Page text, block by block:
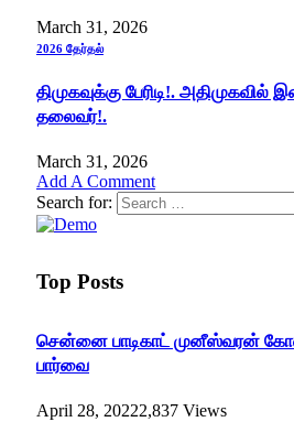
March 31, 2026
2026 தேர்தல்
திமுகவுக்கு பேரிடி!.
தலைவர்!.
March 31, 2026
Add A Comment
Search for:
Top Posts
சென்னை பாடிகாட் முனீஸ்வரன்
பார்வை
April 28, 20222,837 Views